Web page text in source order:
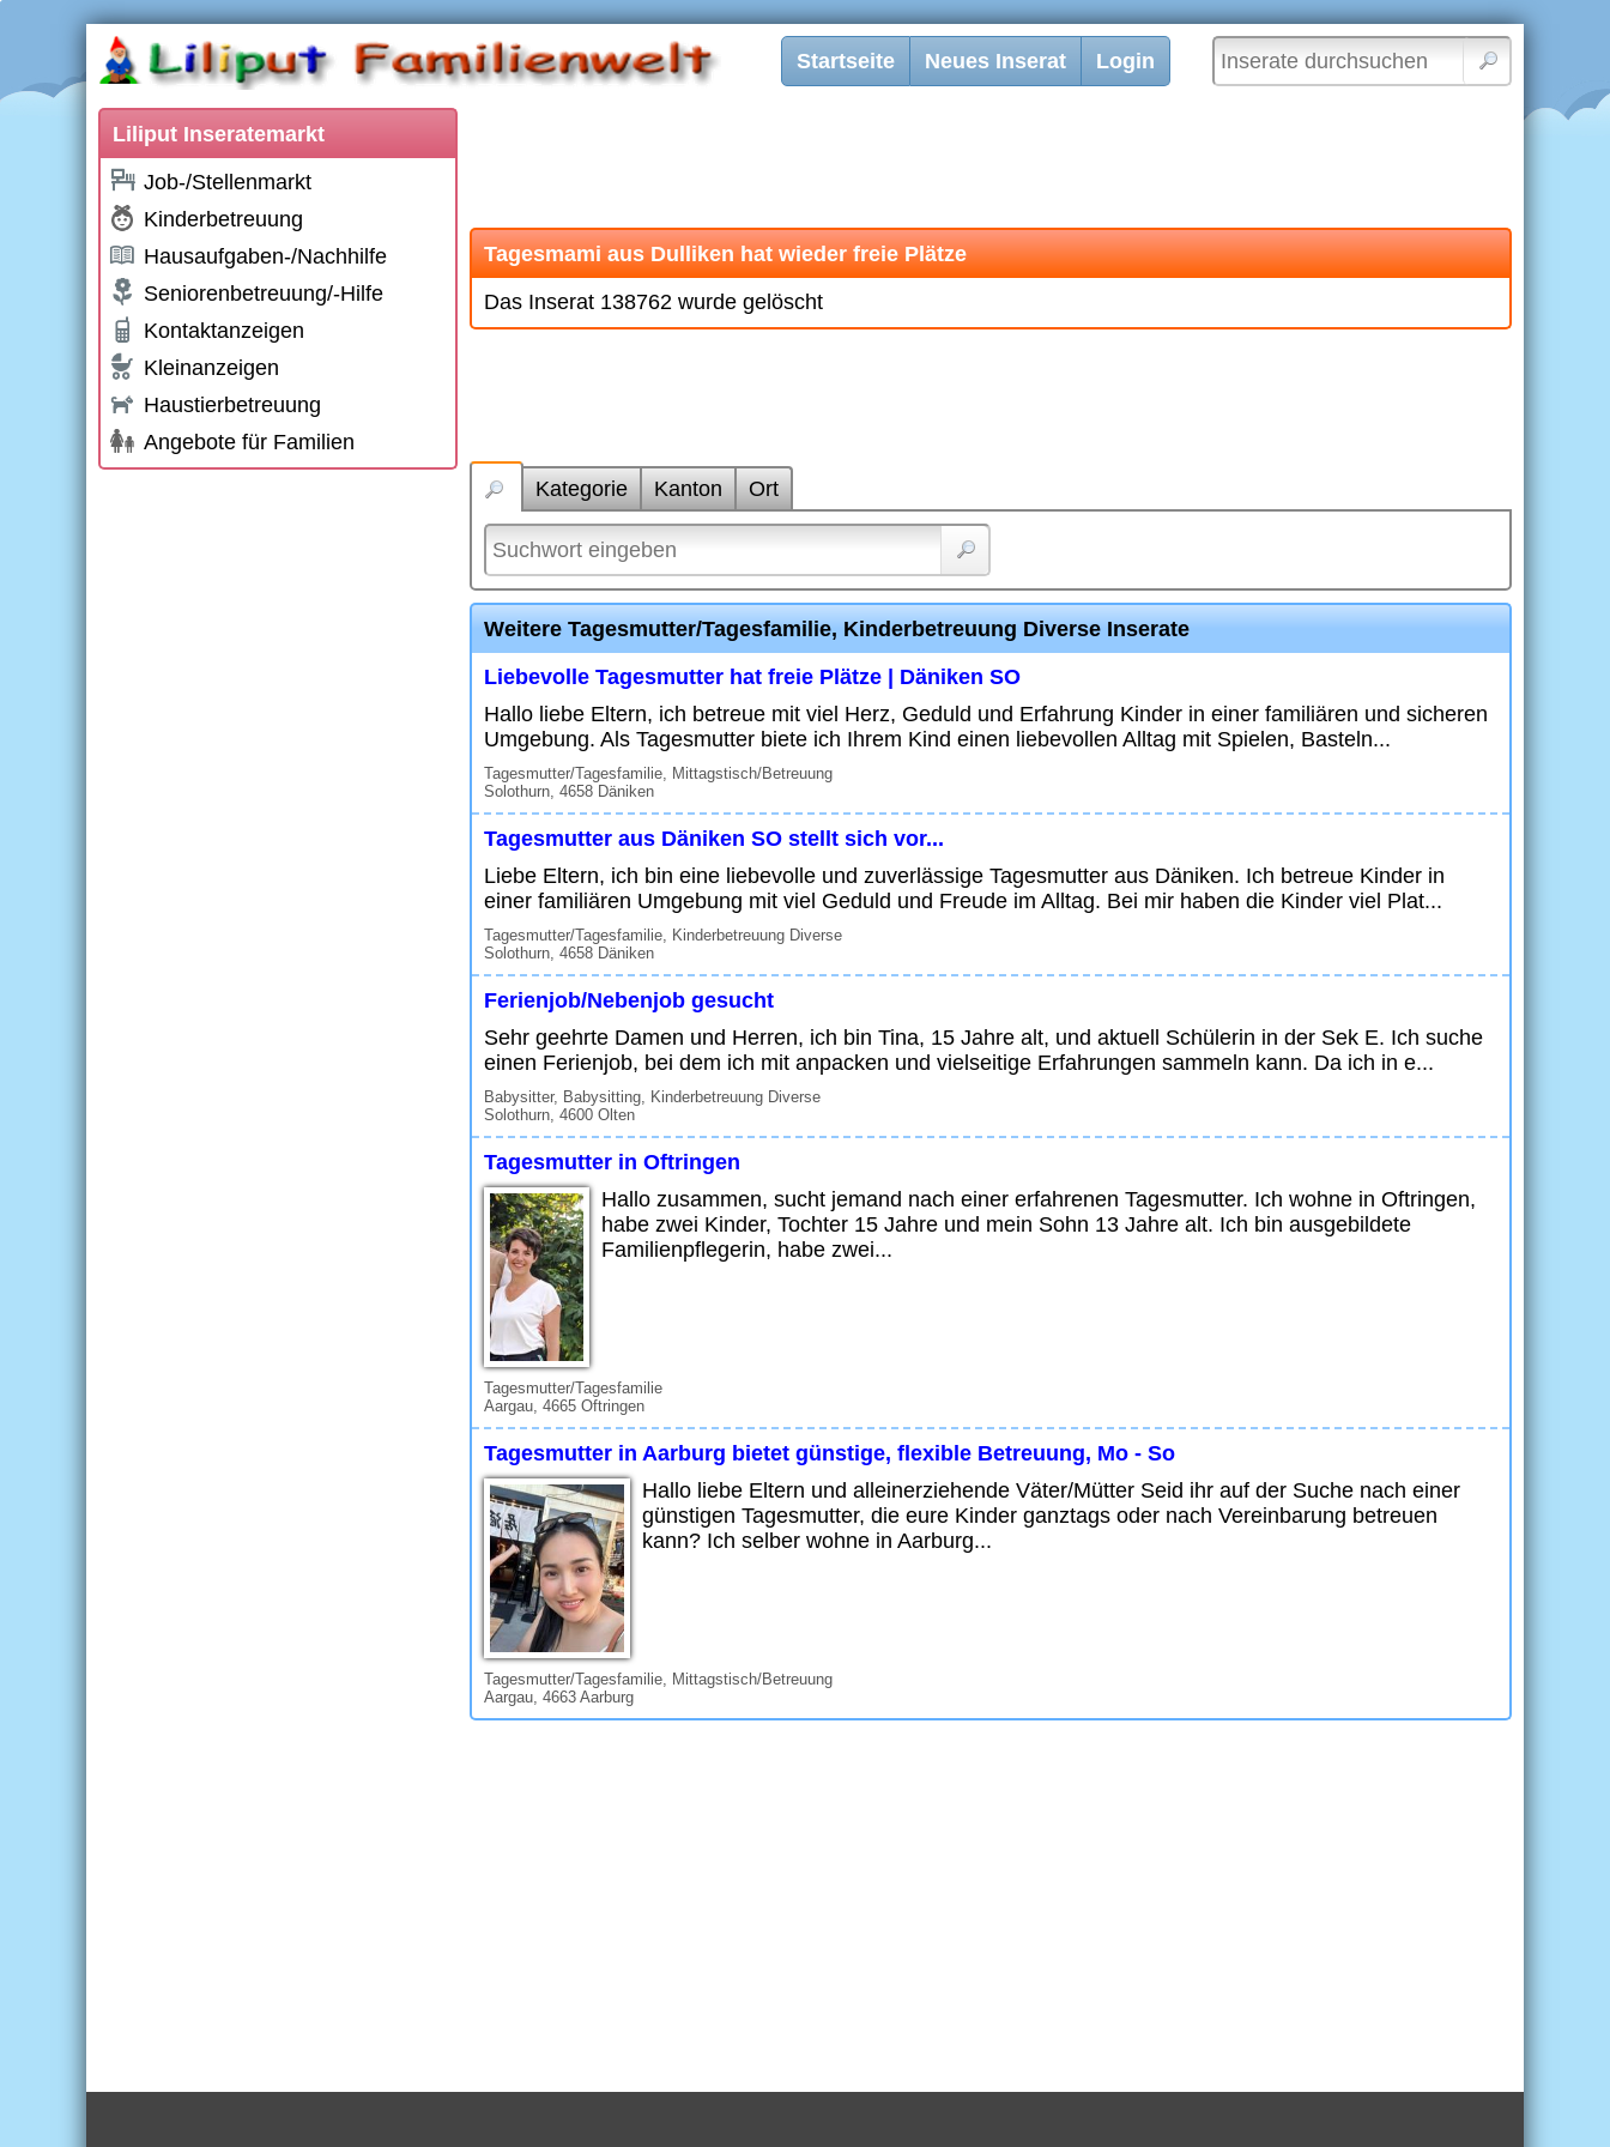
Startseite Neues Inserat Login
Liliput Inseratemarkt
Job-/Stellenmarkt
Kinderbetreuung
Hausaufgaben-/Nachhilfe
Seniorenbetreuung/-Hilfe
Kontaktanzeigen
Kleinanzeigen
Haustierbetreuung
Angebote für Familien
Tagesmami aus Dulliken hat wieder freie Plätze
Das Inserat 138762 wurde gelöscht
Kategorie Kanton Ort
Weitere Tagesmutter/Tagesfamilie, Kinderbetreuung Diverse Inserate
Liebevolle Tagesmutter hat freie Plätze | Däniken SO
Hallo liebe Eltern, ich betreue mit viel Herz, Geduld und Erfahrung Kinder in einer familiären und sicheren
Umgebung. Als Tagesmutter biete ich Ihrem Kind einen liebevollen Alltag mit Spielen, Basteln...
Tagesmutter/Tagesfamilie, Mittagstisch/Betreuung
Solothurn, 4658 Däniken
Tagesmutter aus Däniken SO stellt sich vor...
Liebe Eltern, ich bin eine liebevolle und zuverlässige Tagesmutter aus Däniken. Ich betreue Kinder in
einer familiären Umgebung mit viel Geduld und Freude im Alltag. Bei mir haben die Kinder viel Plat...
Tagesmutter/Tagesfamilie, Kinderbetreuung Diverse
Solothurn, 4658 Däniken
Ferienjob/Nebenjob gesucht
Sehr geehrte Damen und Herren, ich bin Tina, 15 Jahre alt, und aktuell Schülerin in der Sek E. Ich suche
einen Ferienjob, bei dem ich mit anpacken und vielseitige Erfahrungen sammeln kann. Da ich in e...
Babysitter, Babysitting, Kinderbetreuung Diverse
Solothurn, 4600 Olten
Tagesmutter in Oftringen
Hallo zusammen, sucht jemand nach einer erfahrenen Tagesmutter. Ich wohne in Oftringen,
habe zwei Kinder, Tochter 15 Jahre und mein Sohn 13 Jahre alt. Ich bin ausgebildete
Familienpflegerin, habe zwei...
Tagesmutter/Tagesfamilie
Aargau, 4665 Oftringen
Tagesmutter in Aarburg bietet günstige, flexible Betreuung, Mo - So
Hallo liebe Eltern und alleinerziehende Väter/Mütter Seid ihr auf der Suche nach einer
günstigen Tagesmutter, die eure Kinder ganztags oder nach Vereinbarung betreuen
kann? Ich selber wohne in Aarburg...
Tagesmutter/Tagesfamilie, Mittagstisch/Betreuung
Aargau, 4663 Aarburg